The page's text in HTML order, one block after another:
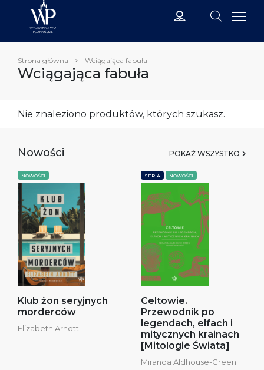
Strona główna Wciągająca fabuła
Wciągająca fabuła
Nie znaleziono produktów, których szukasz.
Nowości POKAŻ WSZYSTKO
NOWOŚCI
Klub żon seryjnych
morderców
Elizabeth Arnott
SERIA NOWOŚCI
Celtowie.
Przewodnik po
legendach, elfach i
mitycznych krainach
[Mitologie Świata]
Miranda Aldhouse-Green